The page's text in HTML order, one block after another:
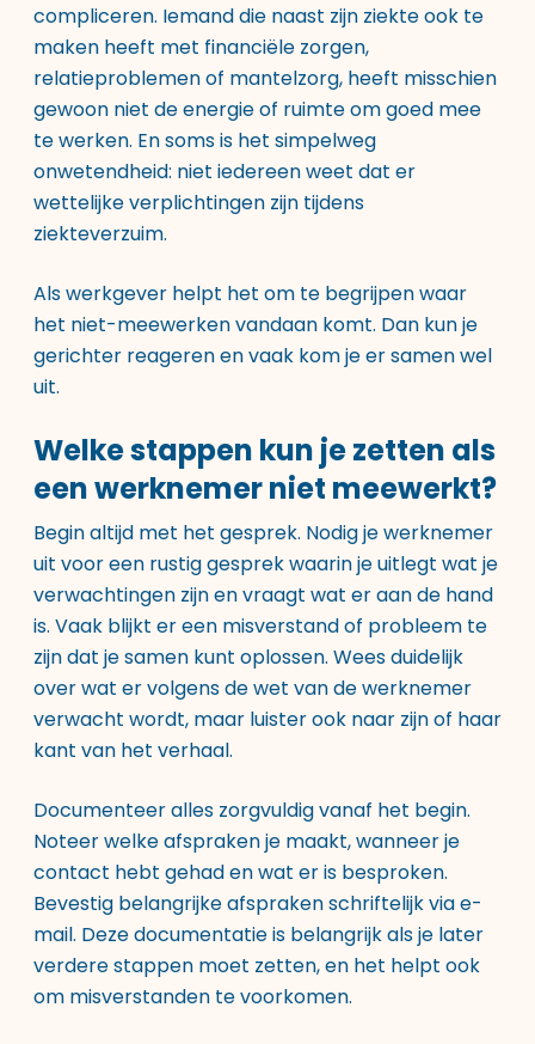
compliceren. Iemand die naast zijn ziekte ook te
maken heeft met financiële zorgen,
relatieproblemen of mantelzorg, heeft misschien
gewoon niet de energie of ruimte om goed mee
te werken. En soms is het simpelweg
onwetendheid: niet iedereen weet dat er
wettelijke verplichtingen zijn tijdens
ziekteverzuim.
Als werkgever helpt het om te begrijpen waar
het niet-meewerken vandaan komt. Dan kun je
gerichter reageren en vaak kom je er samen wel
uit.
Welke stappen kun je zetten als
een werknemer niet meewerkt?
Begin altijd met het gesprek. Nodig je werknemer
uit voor een rustig gesprek waarin je uitlegt wat je
verwachtingen zijn en vraagt wat er aan de hand
is. Vaak blijkt er een misverstand of probleem te
zijn dat je samen kunt oplossen. Wees duidelijk
over wat er volgens de wet van de werknemer
verwacht wordt, maar luister ook naar zijn of haar
kant van het verhaal.
Documenteer alles zorgvuldig vanaf het begin.
Noteer welke afspraken je maakt, wanneer je
contact hebt gehad en wat er is besproken.
Bevestig belangrijke afspraken schriftelijk via e-
mail. Deze documentatie is belangrijk als je later
verdere stappen moet zetten, en het helpt ook
om misverstanden te voorkomen.